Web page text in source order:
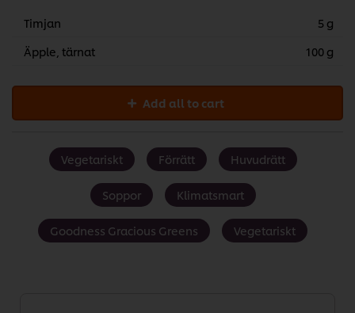
Timjan
5 g
Äpple, tärnat
100 g
Add all to cart
Vegetariskt Förrätt Huvudrätt
Soppor Klimatsmart
Goodness Gracious Greens Vegetariskt